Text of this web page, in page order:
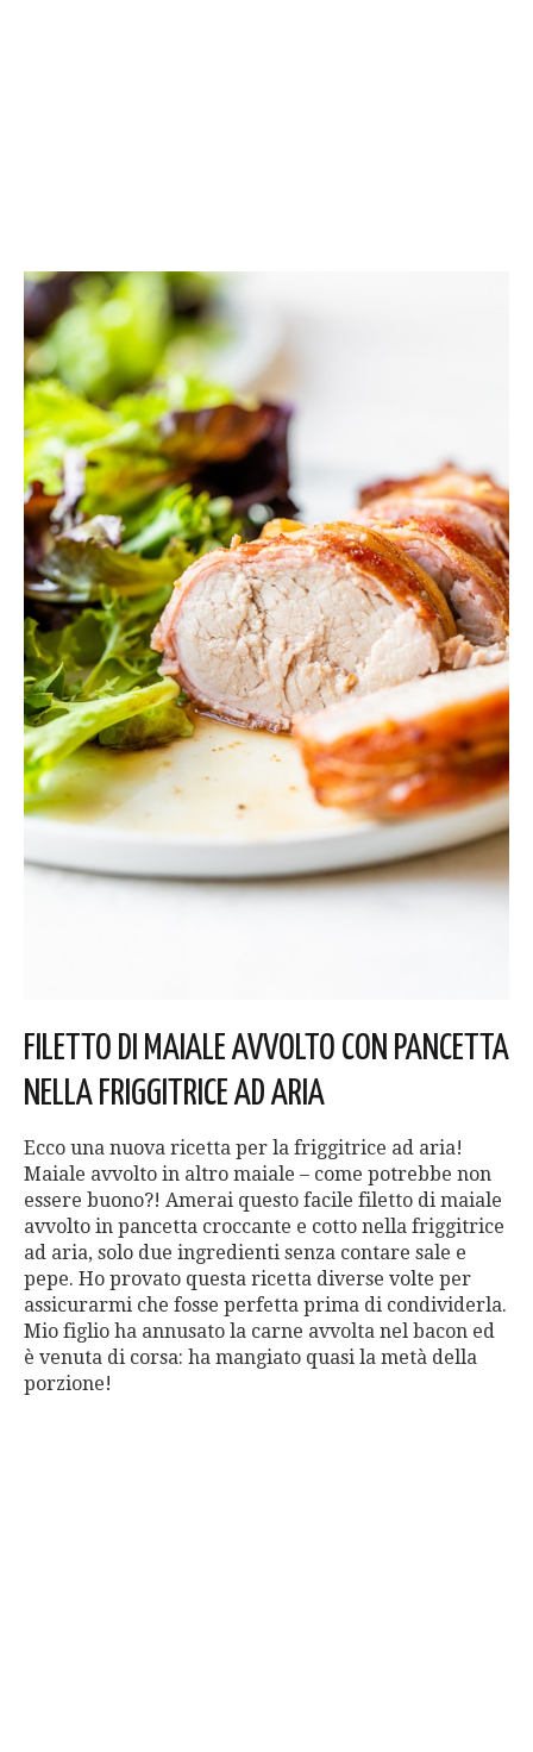
FILETTO DI MAIALE AVVOLTO CON PANCETTA
NELLA FRIGGITRICE AD ARIA
Ecco una nuova ricetta per la friggitrice ad aria!
Maiale avvolto in altro maiale – come potrebbe non
essere buono?! Amerai questo facile filetto di maiale
avvolto in pancetta croccante e cotto nella friggitrice
ad aria, solo due ingredienti senza contare sale e
pepe. Ho provato questa ricetta diverse volte per
assicurarmi che fosse perfetta prima di condividerla.
Mio figlio ha annusato la carne avvolta nel bacon ed
è venuta di corsa: ha mangiato quasi la metà della
porzione!